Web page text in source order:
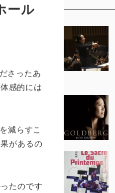
ール
さったあ
感的には
減らすこ
があるの
たのです